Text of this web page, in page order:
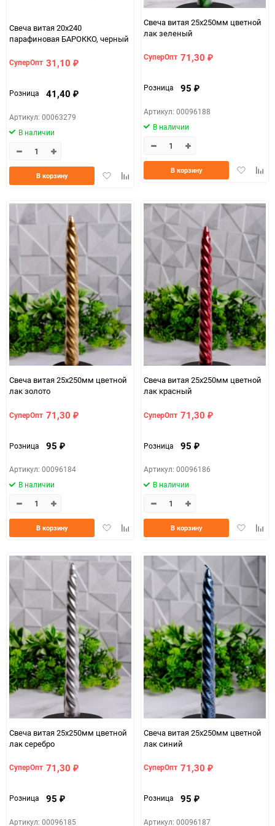
Свеча витая 20x240
парафиновая БАРОККО, черный
СуперОпт 31,10 ₽
Розница 41,40 ₽
Артикул: 00063279
В наличии
ДобавитьДобавить
В корзину
Свеча витая 25x250мм цветной
лак зеленый
СуперОпт 71,30 ₽
Розница 95 ₽
Артикул: 00096188
В наличии
Добавить
В корзину
Свеча витая 25x250мм цветной
лак золото
СуперОпт 71,30 ₽
Розница 95 ₽
Артикул: 00096184
В наличии
ДобавитьДобавить
В корзину
Свеча витая 25x250мм цветной
лак красный
СуперОпт 71,30 ₽
Розница 95 ₽
Артикул: 00096186
В наличии
Добавить
В корзину
Свеча витая 25x250мм цветной
лак серебро
СуперОпт 71,30 ₽
Розница 95 ₽
Артикул: 00096185
Свеча витая 25x250мм цветной
лак синий
СуперОпт 71,30 ₽
Розница 95 ₽
Артикул: 00096187